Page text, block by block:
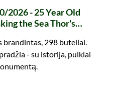
2026 - 25 Year Old
the Sea Thor's
brandintas, 298 buteliai.
- su istorija, puikiai